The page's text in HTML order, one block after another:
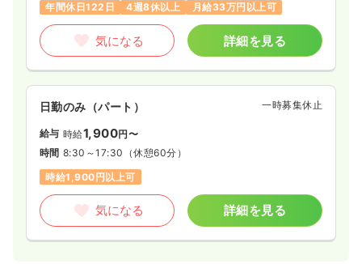
年間休日122日
4週8休以上 月給33万円以上可
気になる 詳細を見る
日勤のみ（パート） 一時募集休止
給与 時給1,900円〜
時間 8:30～17:30 （休憩60分）
時給1,900円以上可
気になる 詳細を見る